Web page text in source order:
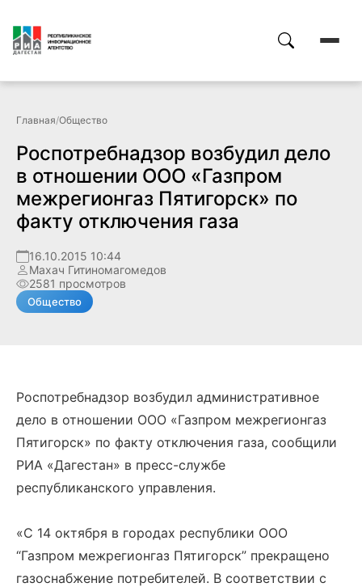
Главная/Общество
Роспотребнадзор возбудил дело
в отношении ООО «Газпром
межрегионгаз Пятигорск» по
факту отключения газа
16.10.2015 10:44
Махач Гитиномагомедов
2581 просмотров
Общество
Роспотребнадзор возбудил административное
дело в отношении ООО «Газпром межрегионгаз
Пятигорск» по факту отключения газа, сообщили
РИА «Дагестан» в пресс-службе
республиканского управления.
«С 14 октября в городах республики ООО
“Газпром межрегионгаз Пятигорск” прекращено
газоснабжение потребителей. В соответствии с